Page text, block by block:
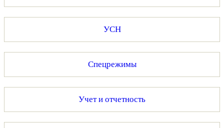
УСН
Спецрежимы
Учет и отчетность